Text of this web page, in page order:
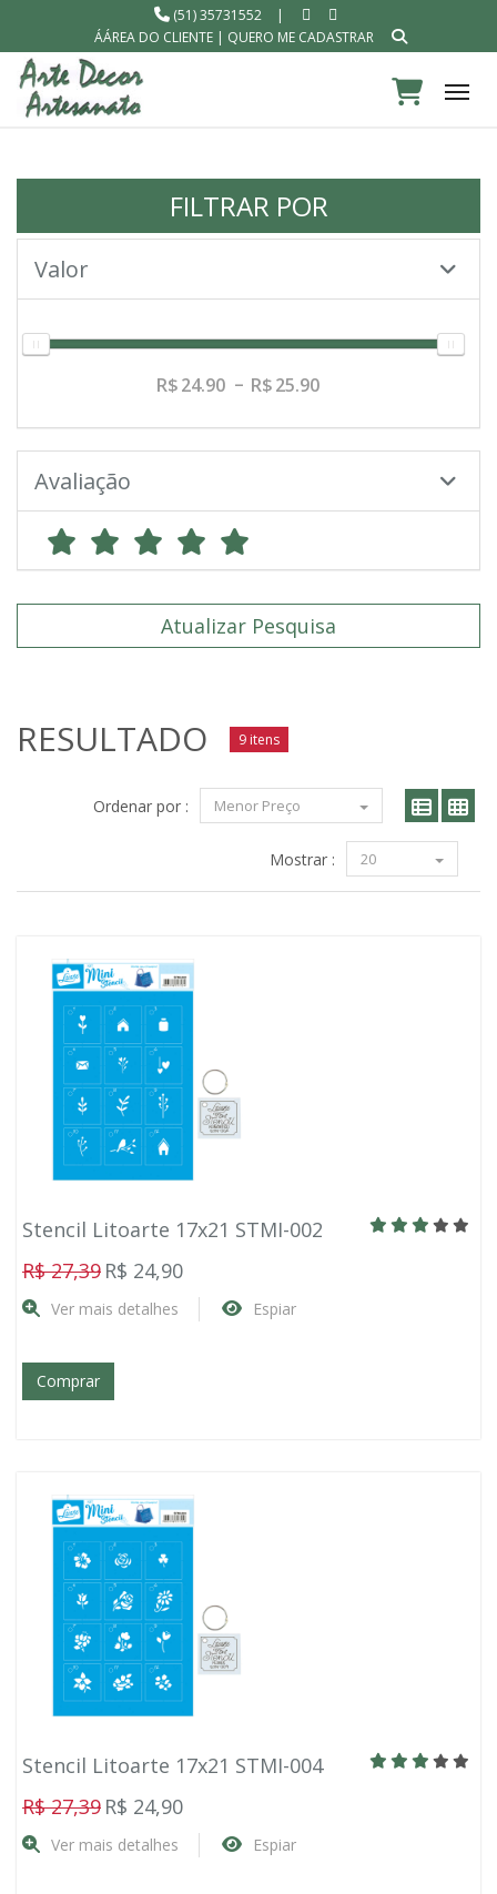
(51) 35731552
|
ÁÁREA DO CLIENTE| QUERO ME CADASTRAR
FILTRAR POR
Valor
24.90 25.90
Avaliação
Atualizar Pesquisa
RESULTADO 9 itens
Ordenar por : Menor Preço
Mostrar : 20
Stencil Litoarte 17x21 STMI-002
R$ 27,39 R$ 24,90
Ver mais detalhes Espiar
Comprar
Stencil Litoarte 17x21 STMI-004
R$ 27,39 R$ 24,90
Ver mais detalhes Espiar